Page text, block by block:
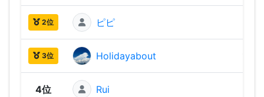
2位 ピピ
3位 Holidayabout
4位 Rui